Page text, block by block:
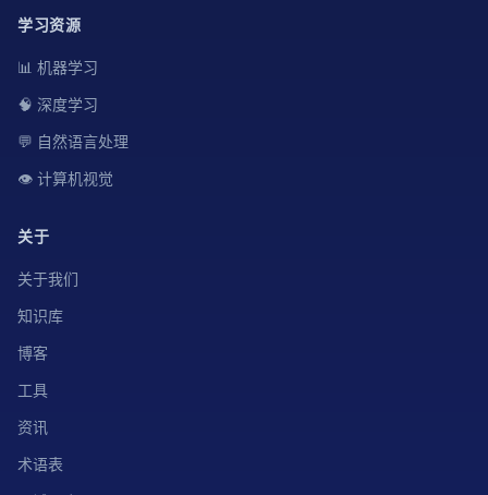
学习资源
📊 机器学习
🧠 深度学习
💬 自然语言处理
👁️ 计算机视觉
关于
关于我们
知识库
博客
工具
资讯
术语表